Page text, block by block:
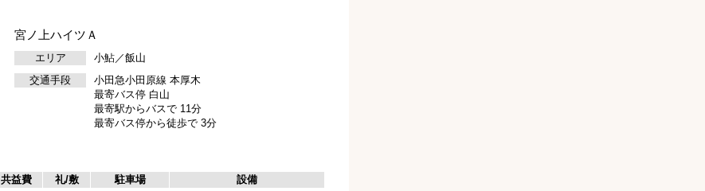
宮ノ上ハイツＡ
エリア
小鮎／飯山
交通手段
小田急小田原線 本厚木
最寄バス停 白山
最寄駅からバスで 11分
最寄バス停から徒歩で 3分
共益費 礼/敷 駐車場 設備